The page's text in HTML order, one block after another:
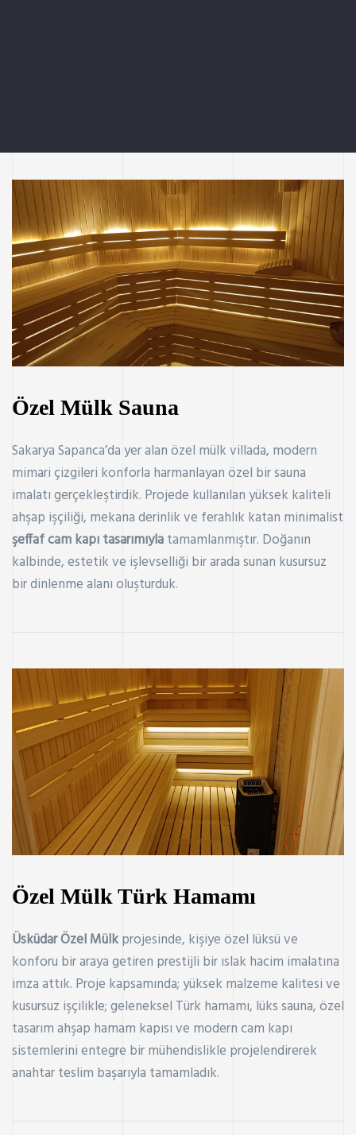
Özel Mülk Sauna
Sakarya Sapanca’da yer alan özel mülk villada, modern
mimari çizgileri konforla harmanlayan özel bir sauna
imalatı gerçekleştirdik. Projede kullanılan yüksek kaliteli
ahşap işçiliği, mekana derinlik ve ferahlık katan minimalist
şeffaf cam kapı tasarımıylatamamlanmıştır. Doğanın
kalbinde, estetik ve işlevselliği bir arada sunan kusursuz
bir dinlenme alanı oluşturduk.
Özel Mülk Türk Hamamı
Üsküdar Özel Mülkprojesinde, kişiye özel lüksü ve
konforu bir araya getiren prestijli bir ıslak hacim imalatına
imza attık. Proje kapsamında; yüksek malzeme kalitesi ve
kusursuz işçilikle; geleneksel Türk hamamı, lüks sauna, özel
tasarım ahşap hamam kapısı ve modern cam kapı
sistemlerini entegre bir mühendislikle projelendirerek
anahtar teslim başarıyla tamamladık.